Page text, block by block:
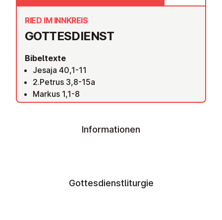
GOT­TES­DIENST
RIED IM INNKREIS
Bibeltexte
Jesaja 40,1-11
2.Petrus 3,8-15a
Markus 1,1-8
Informationen
Gottesdienstliturgie